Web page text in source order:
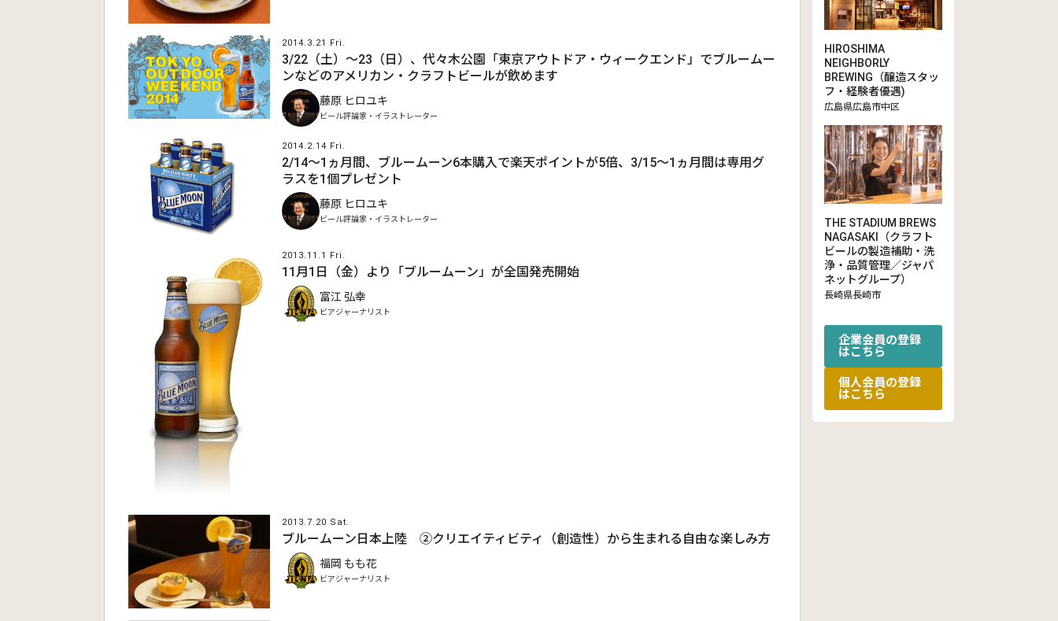
2014.3.21 Fri.
3/22（土）～23（日）、代々木公園「東京アウトドア・ウィークエンド」でブルームー
ンなどのアメリカン・クラフトビールが飲めます
藤原 ヒロユキ
ビール評論家・イラストレーター
2014.2.14 Fri.
2/14～1ヵ月間、ブルームーン6本購入で楽天ポイントが5倍、3/15～1ヵ月間は専用グ
ラスを1個プレゼント
藤原 ヒロユキ
ビール評論家・イラストレーター
2013.11.1 Fri.
11月1日（金）より「ブルームーン」が全国発売開始
富江 弘幸
ビアジャーナリスト
2013.7.20 Sat.
ブルームーン日本上陸 ②クリエイティビティ（創造性）から生まれる自由な楽しみ方
福岡 もも花
ビアジャーナリスト
HIROSHIMA
NEIGHBORLY
BREWING（醸造スタッ
フ・経験者優遇)
広島県広島市中区
THE STADIUM BREWS
NAGASAKI（クラフト
ビールの製造補助・洗
浄・品質管理／ジャパ
ネットグループ）
長崎県長崎市
企業会員の登録
はこちら
個人会員の登録
はこちら